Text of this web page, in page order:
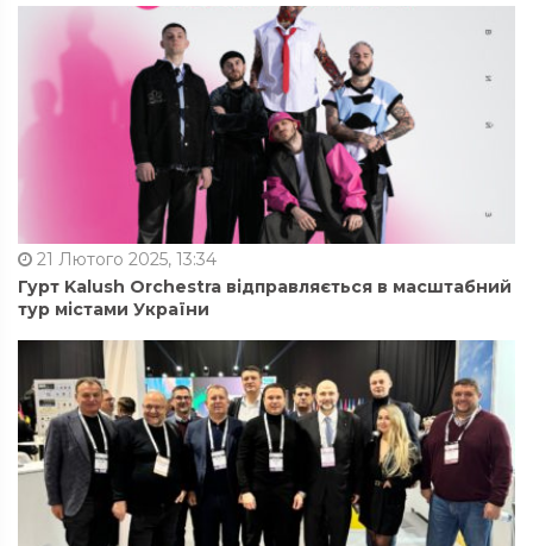
21 Лютого 2025, 13:34
Гурт Kalush Orchestra відправляється в масштабний
тур містами України